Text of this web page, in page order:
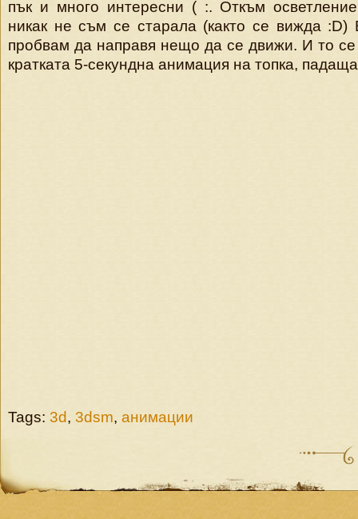
пък и много интересни ( :. Откъм
никак не съм се старала (както се вижда :D)
пробвам да направя нещо да се движи. И то
кратката 5-секундна анимация на топка,
Tags: 3d, 3dsm, анимации